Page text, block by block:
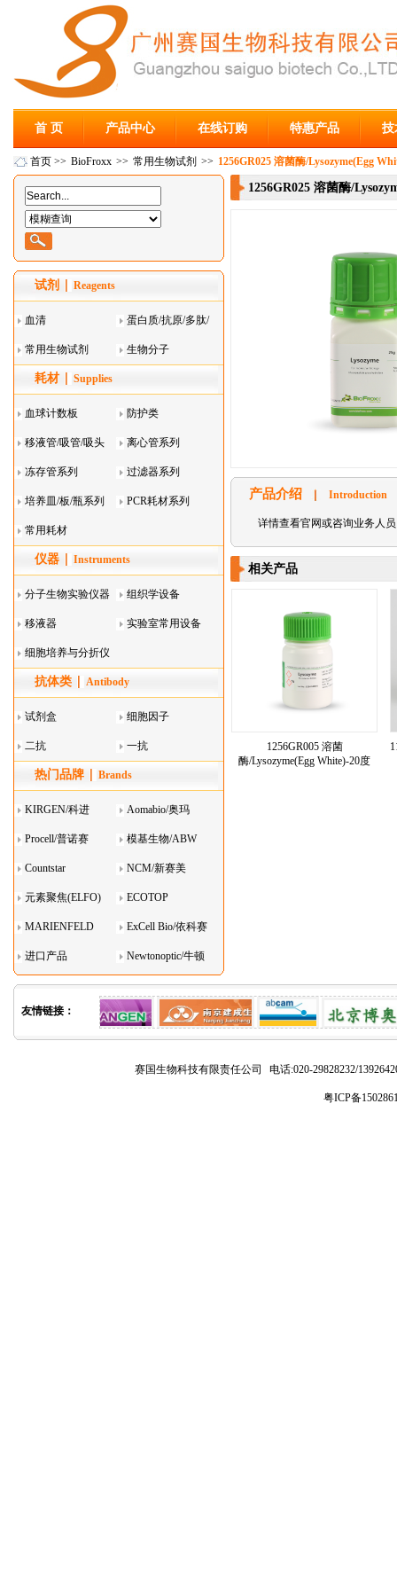
首 页 产品中心 在线订购 特惠产品 技
首页 >> BioFroxx >> 常用生物试剂 >> 1256GR025 溶菌酶/Lysozyme(Egg
试剂 Reagents
血清 蛋白质/抗原/多肽/
酶
常用生物试剂 生物分子
耗材 Supplies
血球计数板 防护类
移液管/吸管/吸头
系列
离心管系列
冻存管系列 过滤器系列
培养皿/板/瓶系列 PCR耗材系列
常用耗材
仪器 Instruments
分子生物实验仪器 组织学设备
移液器 实验室常用设备
细胞培养与分折仪
器叠
抗体类 Antibody
试剂盒 细胞因子
二抗 一抗
热门品牌 Brands
KIRGEN/科进 Aomabio/奥玛
Procell/普诺赛 模基生物/ABW
Countstar NCM/新赛美
元素聚焦(ELFO) ECOTOP
MARIENFELD ExCell Bio/依科赛
进口产品 Newtonoptic/牛顿
光学
1256GR025 溶菌酶/
产品介绍 Introduction
详情查看官网或咨询业务人员
相关产品
1256GR005 溶菌
酶/Lysozyme(Egg White)-20度
友情链接：
赛国生物科技有限责任公司 电话:020-29828232/
粤ICP备